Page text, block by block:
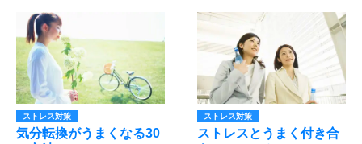
ストレス対策
気分転換がうまくなる30
ストレス対策
ストレスとうまく付き合